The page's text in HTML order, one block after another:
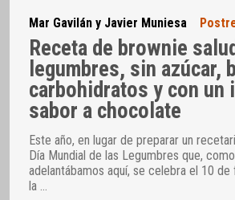
Mar Gavilán y Javier Muniesa
Receta de brownie
legumbres, sin azúcar,
carbohidratos y con un
sabor a chocolate
Este año, en lugar de preparar un
Día Mundial de las Legumbres que,
adelantábamos aquí, se celebra el 10
la …